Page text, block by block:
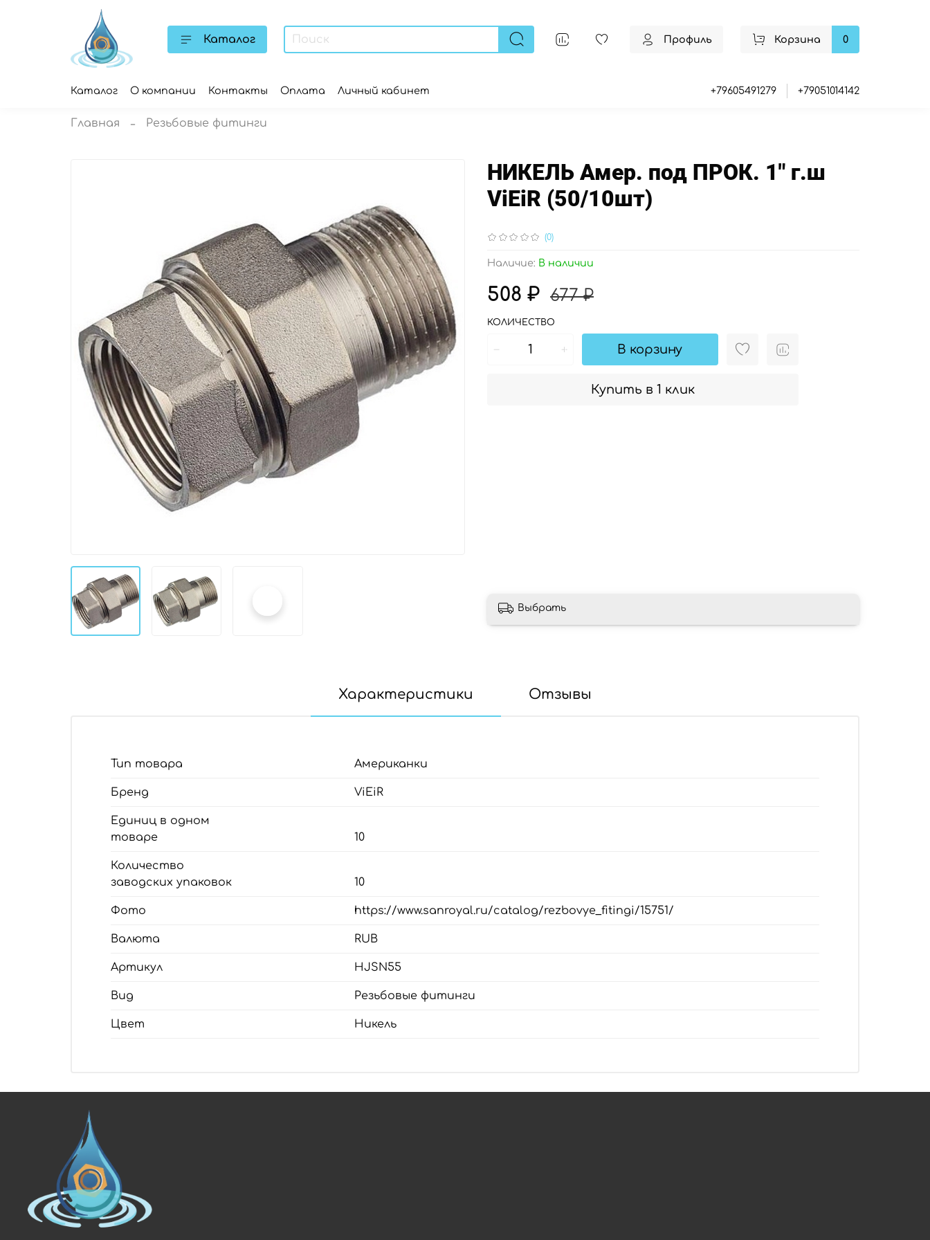
Каталог Профиль Корзина 0
Каталог О компании Контакты Оплата Личный кабинет +79605491279 +79051014142
Главная Резьбовые фитинги
(0)
Наличие: В наличии
НИКЕЛЬ Амер. под ПРОК. 1" г.ш
ViEiR (50/10шт)
508 ₽ 677 ₽
КОЛИЧЕСТВО
В корзину
Купить в 1 клик
Выбрать
Характеристики Отзывы
Тип товара Американки
Бренд ViEiR
Единиц в одном
товаре
10
Количество
заводских упаковок
10
Фото https://www.sanroyal.ru/catalog/rezbovye_fitingi/15751/
Валюта RUB
Артикул HJSN55
Вид Резьбовые фитинги
Цвет Никель